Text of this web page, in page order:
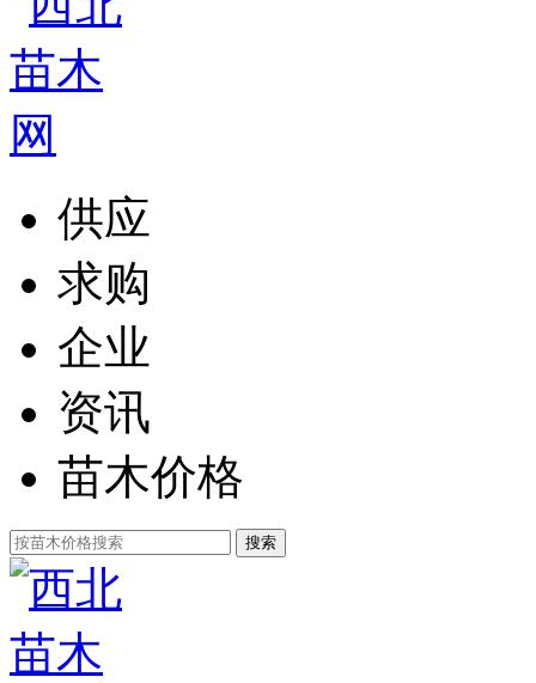
供应
求购
企业
资讯
苗木价格